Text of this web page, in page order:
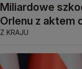
Miliardowe
Orlenu z aktem
Z KRAJU